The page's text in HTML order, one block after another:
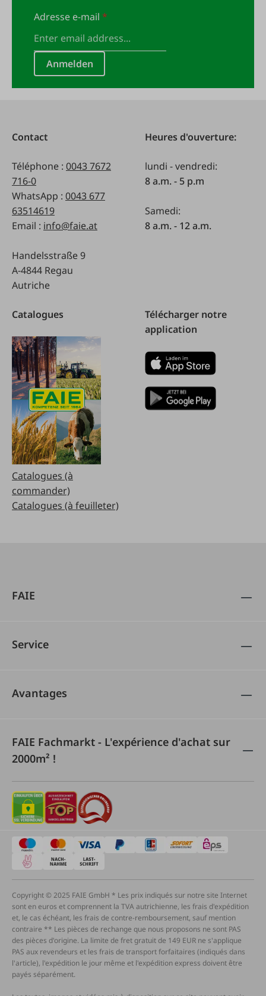
Adresse e-mail*
Anmelden
Contact
Téléphone : 0043 7672
716-0
WhatsApp : 0043 677
63514619
Email : info@faie.at
Handelsstraße 9
A-4844 Regau
Autriche
Heures d'ouverture:
lundi - vendredi:
8 a.m. - 5 p.m
Samedi:
8 a.m. - 12 a.m.
Catalogues
Catalogues (à
commander)
Catalogues (à feuilleter)
Télécharger notre
application
FAIE
Service
Avantages
FAIE Fachmarkt - L'expérience d'achat sur
2000m² !
Copyright © 2025 FAIE GmbH * Les prix indiqués sur notre site Internet
sont en euros et comprennent la TVA autrichienne, les frais d'expédition
et, le cas échéant, les frais de contre-remboursement, sauf mention
contraire ** Les pièces de rechange que nous proposons ne sont PAS
des pièces d'origine. La limite de fret gratuit de 149 EUR ne s'applique
PAS aux revendeurs et les frais de transport forfaitaires (indiqués dans
l'article), l'expédition le jour même et l'expédition express doivent être
payés séparément.